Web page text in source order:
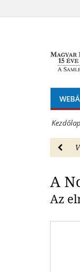
-
Einstein
érme
Magyar
Kezdőlap
A
Az
Érmék
hivatalos